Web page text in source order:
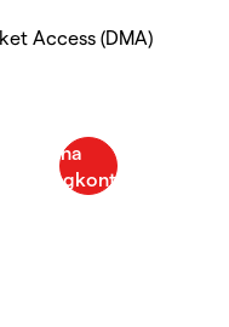
Access (DMA)